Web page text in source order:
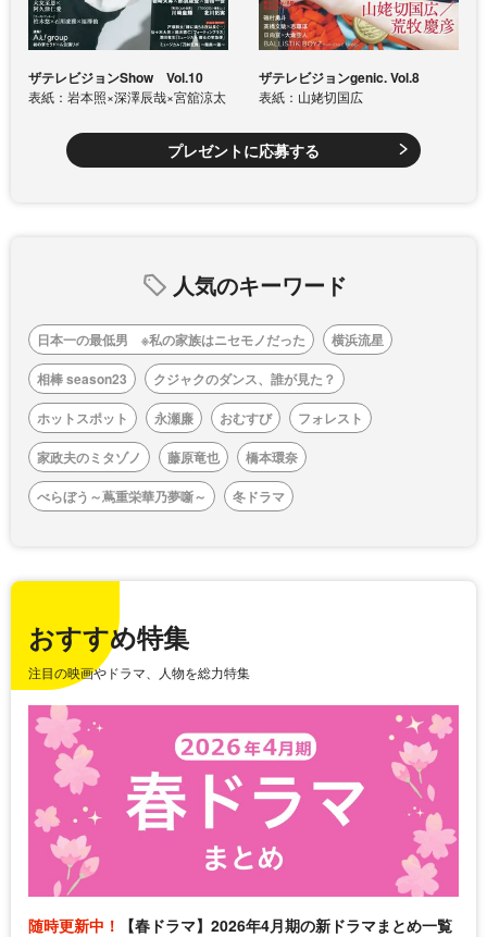
ザテレビジョンShow Vol.10
表紙：岩本照×深澤辰哉×宮舘涼太
ザテレビジョンgenic. Vol.8
表紙：山姥切国広
プレゼントに応募する
人気のキーワード
日本一の最低男 ※私の家族はニセモノだった
横浜流星
相棒 season23
クジャクのダンス、誰が見た？
ホットスポット
永瀬廉 おむすび
フォレスト
家政夫のミタゾノ
藤原竜也
橋本環奈
べらぼう～蔦重栄華乃夢噺～
冬ドラマ
おすすめ特集
注目の映画やドラマ、人物を総力特集
随時更新中！ 【春ドラマ】2026年4月期の新ドラマまとめ一覧